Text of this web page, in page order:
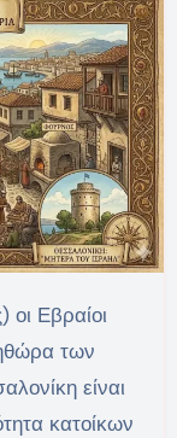
των
είναι
κατοίκων